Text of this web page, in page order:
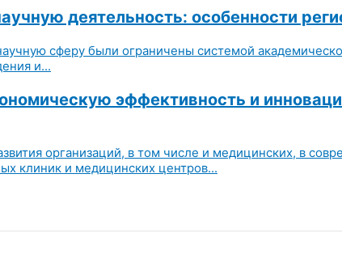
деятельность: особенности
сферу были ограничены системой
и...
эффективность и
организаций, в том числе и медицинских, в
клиник и медицинских центров...